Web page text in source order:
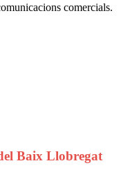
comercials.
Baix Llobregat